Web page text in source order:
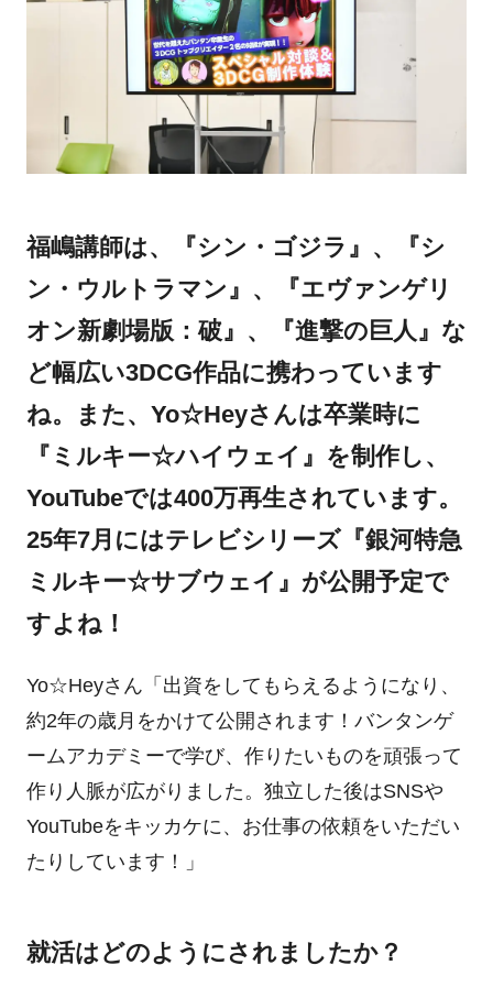
福嶋講師は、『シン・ゴジラ』、『シ
ン・ウルトラマン』、『エヴァンゲリ
オン新劇場版：破』、『進撃の巨人』な
ど幅広い3DCG作品に携わっています
ね。また、Yo☆Heyさんは卒業時に
『ミルキー☆ハイウェイ』を制作し、
YouTubeでは400万再生されています。
25年7月にはテレビシリーズ『銀河特急
ミルキー☆サブウェイ』が公開予定で
すよね！
Yo☆Heyさん「出資をしてもらえるようになり、
約2年の歳月をかけて公開されます！バンタンゲ
ームアカデミーで学び、作りたいものを頑張って
作り人脈が広がりました。独立した後はSNSや
YouTubeをキッカケに、お仕事の依頼をいただい
たりしています！」
就活はどのようにされましたか？